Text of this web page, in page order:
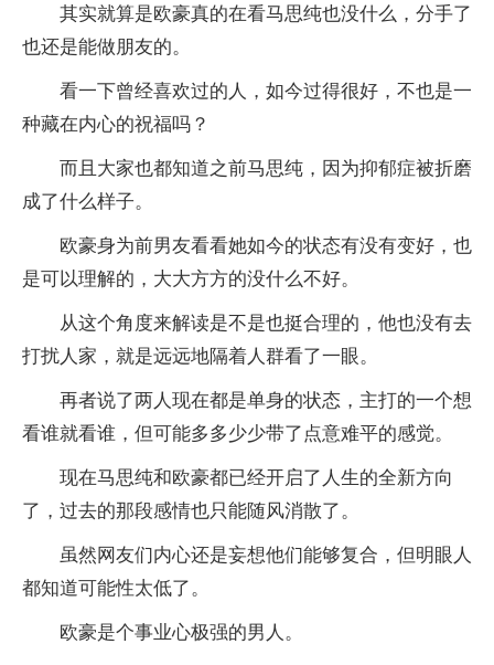
其实就算是欧豪真的在看马思纯也没什么，分手了
也还是能做朋友的。
看一下曾经喜欢过的人，如今过得很好，不也是一
种藏在内心的祝福吗？
而且大家也都知道之前马思纯，因为抑郁症被折磨
成了什么样子。
欧豪身为前男友看看她如今的状态有没有变好，也
是可以理解的，大大方方的没什么不好。
从这个角度来解读是不是也挺合理的，他也没有去
打扰人家，就是远远地隔着人群看了一眼。
再者说了两人现在都是单身的状态，主打的一个想
看谁就看谁，但可能多多少少带了点意难平的感觉。
现在马思纯和欧豪都已经开启了人生的全新方向
了，过去的那段感情也只能随风消散了。
虽然网友们内心还是妄想他们能够复合，但明眼人
都知道可能性太低了。
欧豪是个事业心极强的男人。